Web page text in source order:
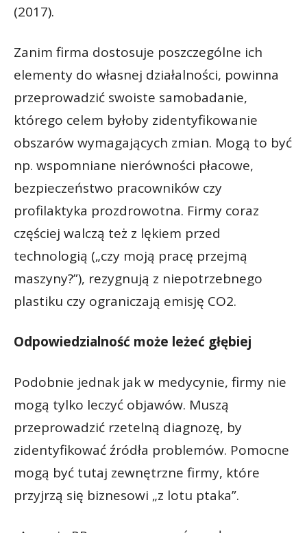
(2017).
Zanim firma dostosuje poszczególne ich
elementy do własnej działalności, powinna
przeprowadzić swoiste samobadanie,
którego celem byłoby zidentyfikowanie
obszarów wymagających zmian. Mogą to być
np. wspomniane nierówności płacowe,
bezpieczeństwo pracowników czy
profilaktyka prozdrowotna. Firmy coraz
częściej walczą też z lękiem przed
technologią („czy moją pracę przejmą
maszyny?”), rezygnują z niepotrzebnego
plastiku czy ograniczają emisję CO2.
Odpowiedzialność może leżeć głębiej
Podobnie jednak jak w medycynie, firmy nie
mogą tylko leczyć objawów. Muszą
przeprowadzić rzetelną diagnozę, by
zidentyfikować źródła problemów. Pomocne
mogą być tutaj zewnętrzne firmy, które
przyjrzą się biznesowi „z lotu ptaka”.